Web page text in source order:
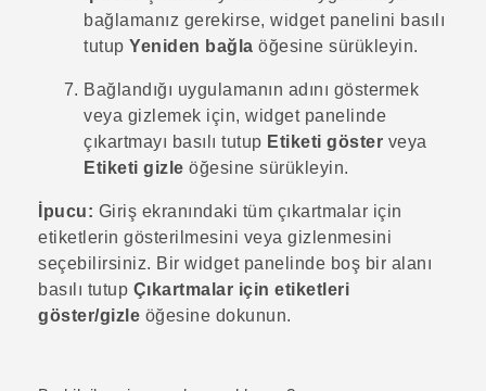
bağlamanız gerekirse, widget panelini basılı
tutup Yeniden bağla öğesine sürükleyin.
Bağlandığı uygulamanın adını göstermek
veya gizlemek için, widget panelinde
çıkartmayı basılı tutup Etiketi göster veya
Etiketi gizle öğesine sürükleyin.
İpucu: Giriş ekranındaki tüm çıkartmalar için
etiketlerin gösterilmesini veya gizlenmesini
seçebilirsiniz. Bir widget panelinde boş bir alanı
basılı tutup Çıkartmalar için etiketleri
göster/gizle öğesine dokunun.